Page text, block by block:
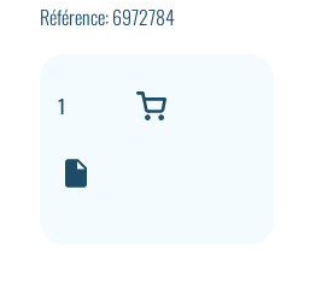
Référence: 6972784